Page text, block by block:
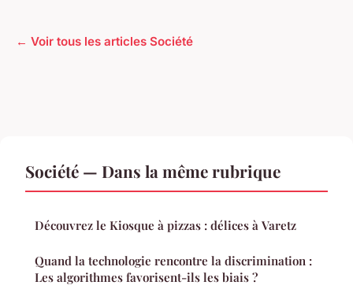
← Voir tous les articles Société
Société — Dans la même rubrique
Découvrez le Kiosque à pizzas : délices à Varetz
Quand la technologie rencontre la discrimination :
Les algorithmes favorisent-ils les biais ?